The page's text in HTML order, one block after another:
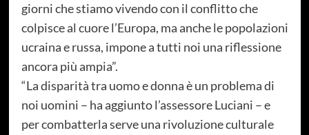
giorni che stiamo vivendo con il conflitto che
colpisce al cuore l’Europa, ma anche le popolazioni
ucraina e russa, impone a tutti noi una riflessione
ancora più ampia”.
“La disparità tra uomo e donna è un problema di
noi uomini – ha aggiunto l’assessore Luciani – e
per combatterla serve una rivoluzione culturale